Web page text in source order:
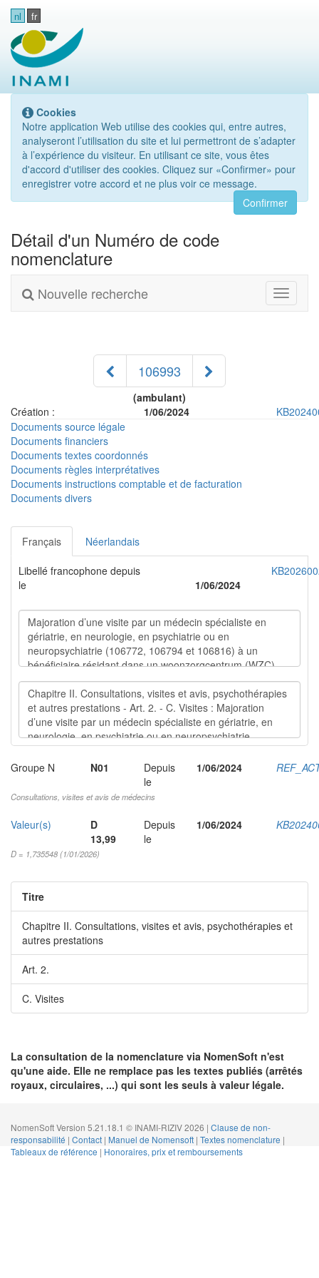
nl fr
Cookies
Notre application Web utilise des cookies qui, entre autres,
analyseront l’utilisation du site et lui permettront de s’adapter
à l’expérience du visiteur. En utilisant ce site, vous êtes
d'accord d'utiliser des cookies. Cliquez sur «Confirmer» pour
enregistrer votre accord et ne plus voir ce message.
Confirmer
Détail d'un Numéro de code
nomenclature
Toggle
Nouvelle recherche
106993
(ambulant)
Création :
1/06/2024
Documents source légale
Documents financiers
Documents textes coordonnés
Documents règles interprétatives
Documents instructions comptable et de facturation
Documents divers
Français Néerlandais
Libellé francophone depuis
le
1/06/2024
Groupe N N01
Depuis
le
1/06/2024
Consultations, visites et avis de médecins
Valeur(s)
D
13,99
Depuis
le
1/06/2024
D = 1,735548 (1/01/2026)
Titre
Chapitre II. Consultations, visites et avis, psychothérapies et
autres prestations
Art. 2.
C. Visites
La consultation de la nomenclature via NomenSoft n'est
qu'une aide. Elle ne remplace pas les textes publiés (arrêtés
royaux, circulaires, ...) qui sont les seuls à valeur légale.
NomenSoft Version 5.21.18.1 © INAMI-RIZIV 2026 | Clause de non-
responsabilité | Contact | Manuel de Nomensoft | Textes nomenclature |
Tableaux de référence | Honoraires, prix et remboursements